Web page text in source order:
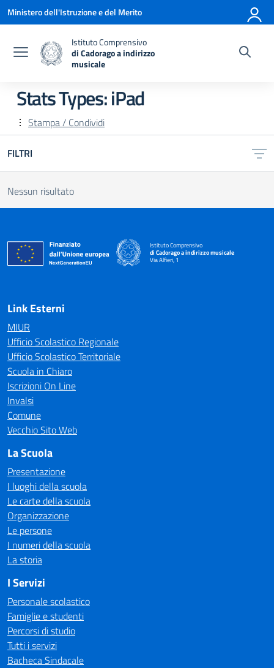
Vai ai contenuti
Vai al menu di navigazione
Vai al footer
Ministero dell'Istruzione e del Merito
Istituto Comprensivo
di Cadorago a indirizzo
musicale
Stats Types:iPad
Stampa / Condividi
FILTRI
Nessun risultato
Istituto Comprensivo
di Cadorago a indirizzo musicale
Via Alfieri, 1
— Visita la pagina iniziale della scuola
Link Esterni
MIUR
Ufficio Scolastico Regionale
Ufficio Scolastico Territoriale
Scuola in Chiaro
Iscrizioni On Line
Invalsi
Comune
Vecchio Sito Web
La Scuola
Presentazione
I luoghi della scuola
Le carte della scuola
Organizzazione
Le persone
I numeri della scuola
La storia
I Servizi
Personale scolastico
Famiglie e studenti
Percorsi di studio
Tutti i servizi
Bacheca Sindacale